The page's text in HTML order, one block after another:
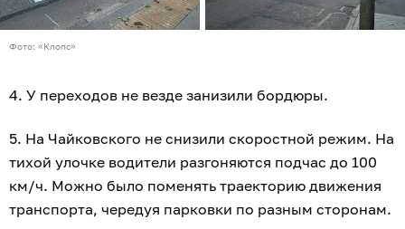
Фото: «Клопс»
4. У переходов не везде занизили бордюры.
5. На Чайковского не снизили скоростной режим. На
тихой улочке водители разгоняются подчас до 100
км/ч. Можно было поменять траекторию движения
транспорта, чередуя парковки по разным сторонам.